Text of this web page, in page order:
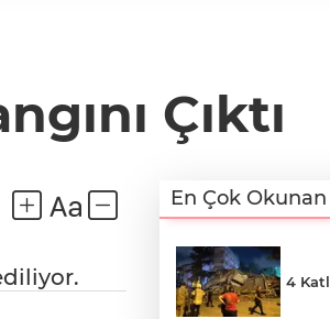
Çıktı
En Çok
4